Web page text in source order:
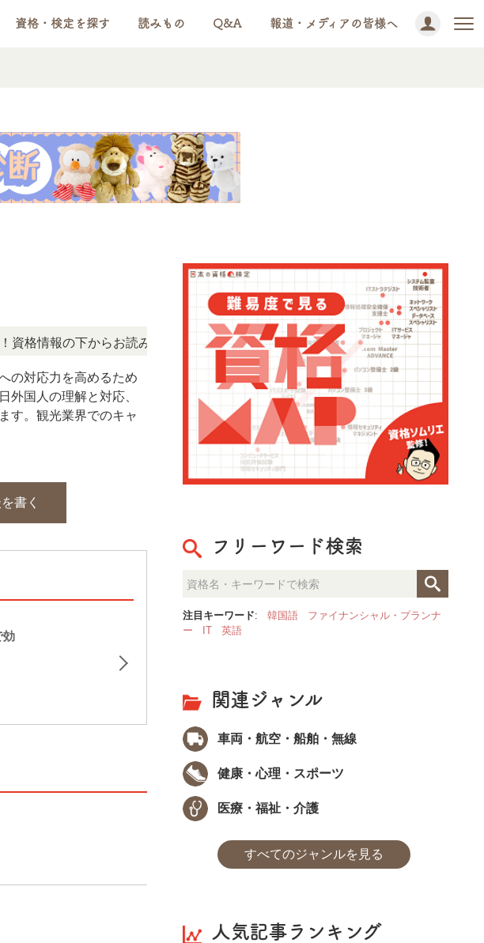
資格・検定を探す 読みもの Q&A 報道・メディアの皆様へ
報の下からお読みいただけます。 NEWS! 「この検定、難しい？」「どんな試験
の対応力を高めるため
外国人の理解と対応、
す。​観光業界でのキャ
書く
効
フリーワード検索
注目キーワード: 韓国語
ファイナンシャル・プランナ
ー
IT 英語
関連ジャンル
車両・航空・船舶・無線
健康・心理・スポーツ
医療・福祉・介護
すべてのジャンルを見る
人気記事ランキング